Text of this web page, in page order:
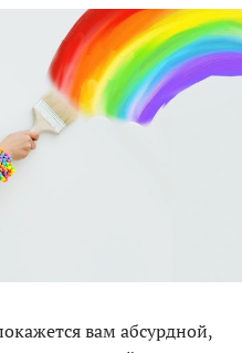
вам абсурдной,